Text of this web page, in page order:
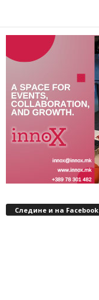
Следине и на Facebook